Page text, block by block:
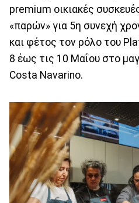
premium οικιακές
«παρών» για 5η συνεχή
και φέτος τον ρόλο του
8 έως τις 10 Μαΐου στο
Costa Navarino.